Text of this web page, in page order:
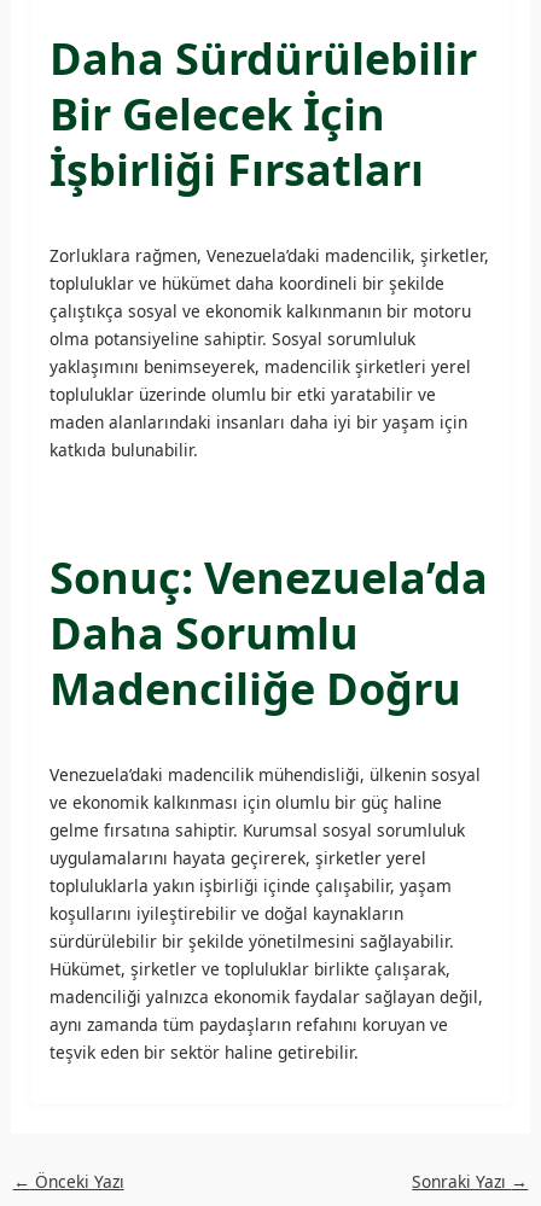
Daha Sürdürülebilir
Bir Gelecek İçin
İşbirliği Fırsatları
Zorluklara rağmen, Venezuela’daki madencilik, şirketler,
topluluklar ve hükümet daha koordineli bir şekilde
çalıştıkça sosyal ve ekonomik kalkınmanın bir motoru
olma potansiyeline sahiptir. Sosyal sorumluluk
yaklaşımını benimseyerek, madencilik şirketleri yerel
topluluklar üzerinde olumlu bir etki yaratabilir ve
maden alanlarındaki insanları daha iyi bir yaşam için
katkıda bulunabilir.
Sonuç: Venezuela’da
Daha Sorumlu
Madenciliğe Doğru
Venezuela’daki madencilik mühendisliği, ülkenin sosyal
ve ekonomik kalkınması için olumlu bir güç haline
gelme fırsatına sahiptir. Kurumsal sosyal sorumluluk
uygulamalarını hayata geçirerek, şirketler yerel
topluluklarla yakın işbirliği içinde çalışabilir, yaşam
koşullarını iyileştirebilir ve doğal kaynakların
sürdürülebilir bir şekilde yönetilmesini sağlayabilir.
Hükümet, şirketler ve topluluklar birlikte çalışarak,
madenciliği yalnızca ekonomik faydalar sağlayan değil,
aynı zamanda tüm paydaşların refahını koruyan ve
teşvik eden bir sektör haline getirebilir.
← Önceki Yazı Sonraki Yazı →